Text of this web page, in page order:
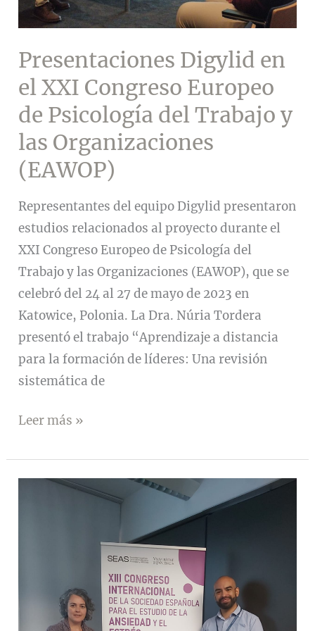
Presentaciones Digylid en
el XXI Congreso Europeo
de Psicología del Trabajo y
las Organizaciones
(EAWOP)
Representantes del equipo Digylid presentaron
estudios relacionados al proyecto durante el
XXI Congreso Europeo de Psicología del
Trabajo y las Organizaciones (EAWOP), que se
celebró del 24 al 27 de mayo de 2023 en
Katowice, Polonia. La Dra. Núria Tordera
presentó el trabajo “Aprendizaje a distancia
para la formación de líderes: Una revisión
sistemática de
Presentaciones
en
Psicología
Leer más »